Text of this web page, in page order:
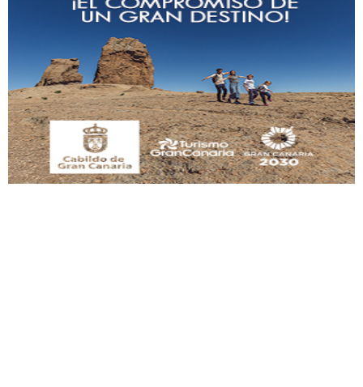
Adopción urgente
Busco adopción responsable para mi perra. Pastor alemán, hembra, 4 años. Por
motivos personales ...
Leales.org » Gran Canaria | 6.7.2025